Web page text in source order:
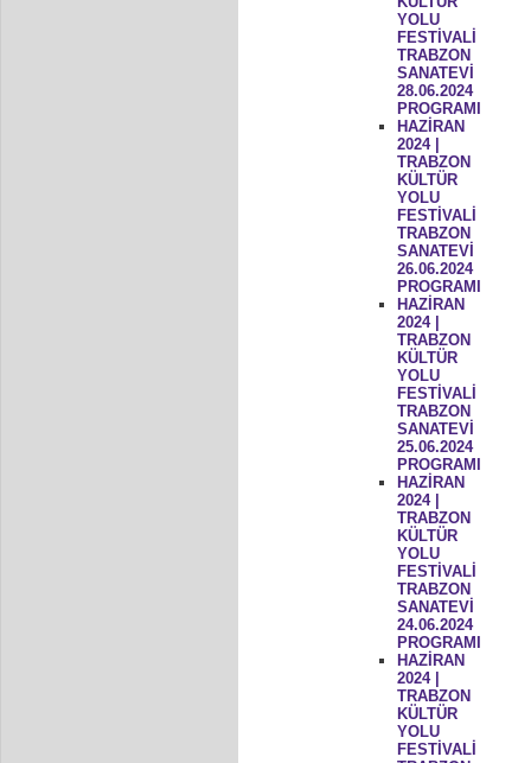
YOLU
FESTİVALİ
TRABZON
SANATEVİ
28.06.2024
PROGRAMI
HAZİRAN
2024 |
TRABZON
KÜLTÜR
YOLU
FESTİVALİ
TRABZON
SANATEVİ
26.06.2024
PROGRAMI
HAZİRAN
2024 |
TRABZON
KÜLTÜR
YOLU
FESTİVALİ
TRABZON
SANATEVİ
25.06.2024
PROGRAMI
HAZİRAN
2024 |
TRABZON
KÜLTÜR
YOLU
FESTİVALİ
TRABZON
SANATEVİ
24.06.2024
PROGRAMI
HAZİRAN
2024 |
TRABZON
KÜLTÜR
YOLU
FESTİVALİ